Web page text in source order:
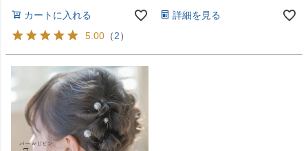
カートに入れる
5.00 （2）
詳細を見る